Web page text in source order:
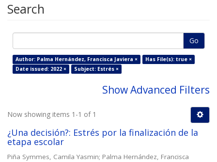
Search
Go
Author: Palma Hernández, Francisca Javiera ×
Has File(s): true ×
Date issued: 2022 ×
Subject: Estrés ×
Show Advanced Filters
Now showing items 1-1 of 1
¿Una decisión?: Estrés por la finalización de la
etapa escolar
Piña Symmes, Camila Yasmin; Palma Hernández, Francisca